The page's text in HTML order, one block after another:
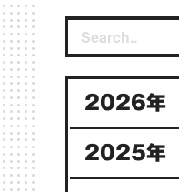
2026年
2025年